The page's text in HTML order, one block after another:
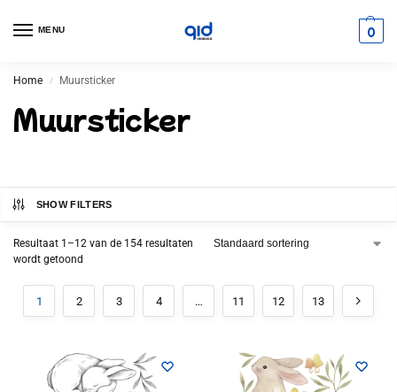
MENU 0
Home / Muursticker
Muursticker
SHOW FILTERS
Resultaat 1–12 van de 154 resultaten
wordt getoond
1 2 3 4 … 11 12 13